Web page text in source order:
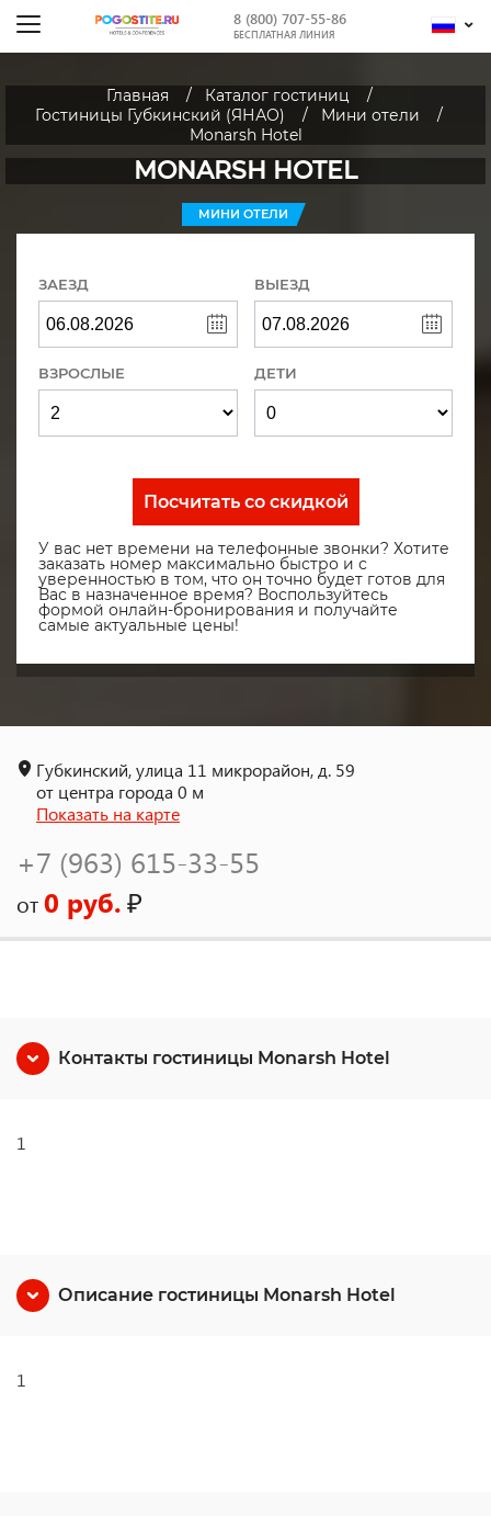
8 (800) 707-55-86
БЕСПЛАТНАЯ ЛИНИЯ
Главная
Каталог гостиниц
Гостиницы Губкинский (ЯНАО)
Мини отели
Monarsh Hotel
MONARSH HOTEL
МИНИ ОТЕЛИ
ЗАЕЗД ВЫЕЗД
ВЗРОСЛЫЕ ДЕТИ
Посчитать со скидкой
У вас нет времени на телефонные звонки? Хотите
заказать номер максимально быстро и с
уверенностью в том, что он точно будет готов для
Вас в назначенное время? Воспользуйтесь
формой онлайн-бронирования и получайте
самые актуальные цены!
Губкинский, улица 11 микрорайон, д. 59
от центра города 0 м
Показать на карте
+7 (963) 615-33-55
от0 руб.₽
Контакты гостиницы Monarsh Hotel
1
Описание гостиницы Monarsh Hotel
1